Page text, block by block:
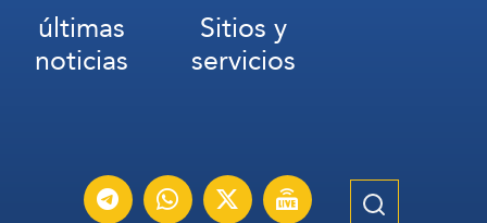
últimas
noticias
Sitios y
servicios